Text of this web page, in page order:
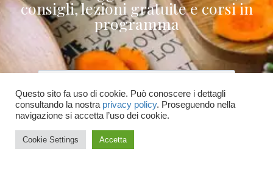
consigli, lezioni gratuite e corsi in
programma
Accetto le condizioni generali e di ricevere
Questo sito fa uso di cookie. Può conoscere i dettagli
consultando la nostra privacy policy. Proseguendo nella
navigazione si accetta l’uso dei cookie.
Cookie Settings Accetta